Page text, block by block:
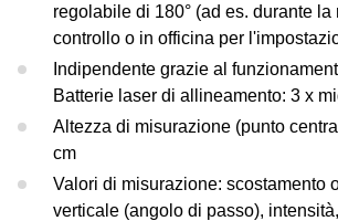
regolabile di 180° (ad es. durante la
controllo o in officina per
Indipendente grazie al
Batterie laser di allineamento: 3 x
Altezza di misurazione (punto
cm
Valori di misurazione: scostamento
verticale (angolo di passo),